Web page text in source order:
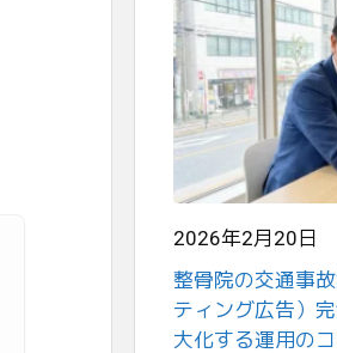
2026年2月20日
整骨院の交通事
ティング広告）
大化する運用の